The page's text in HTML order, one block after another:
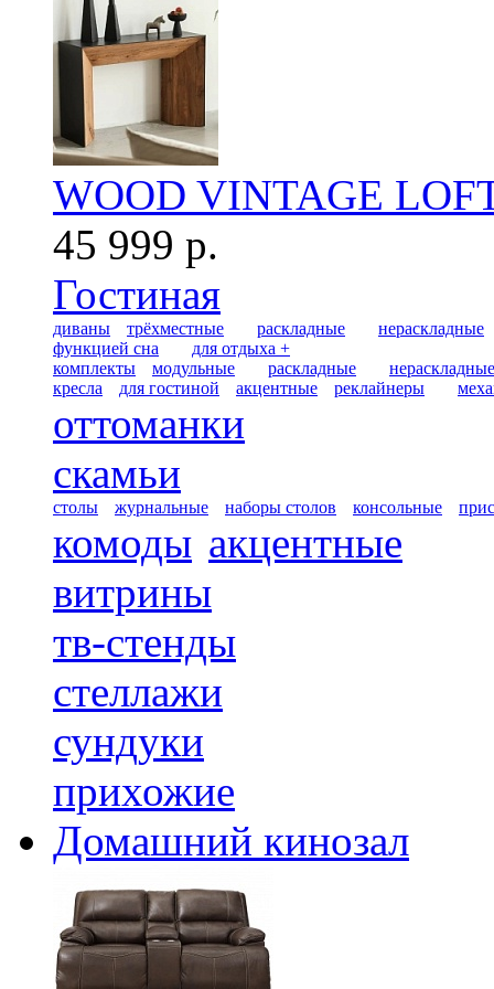
WOOD VINTAGE
45 999 р.
Гостиная
диваны трёхместные раскладные
нераскладные
функцией сна
для отдыха +
комплекты
модульные раскладные
нераскладные
кресла
для гостиной акцентные реклайнеры
оттоманки
скамьи
столы журнальные наборы столов консольные
комоды акцентные
витрины
тв-стенды
стеллажи
сундуки
прихожие
Домашний кинозал